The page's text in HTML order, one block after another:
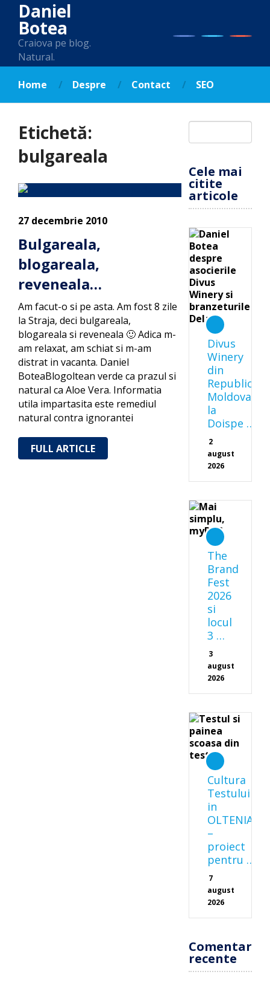
Daniel
Botea
Craiova pe blog.
Natural.
Home Despre Contact SEO
Etichetă:
bulgareala
27 decembrie 2010
Bulgareala,
blogareala,
reveneala…
Am facut-o si pe asta. Am fost 8 zile
la Straja, deci bulgareala,
blogareala si reveneala 🙂 Adica m-
am relaxat, am schiat si m-am
distrat in vacanta. Daniel
BoteaBlogoltean verde ca prazul si
natural ca Aloe Vera. Informatia
utila impartasita este remediul
natural contra ignorantei
FULL ARTICLE
Cele mai
citite
articole
Divus
Winery
din
Republica
Moldova
la
Doispe …
2
august
2026
The
Brand
Fest
2026
si
locul
3 …
3
august
2026
Cultura
Testului
in
OLTENIA
–
proiect
pentru …
7
august
2026
Comentarii
recente